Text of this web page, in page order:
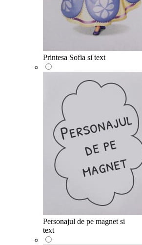
Printesa Sofia si text
Personajul de pe magnet si
text